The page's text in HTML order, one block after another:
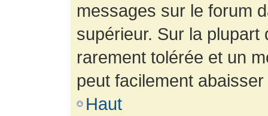
messages sur le forum
supérieur. Sur la
rarement tolérée et un
peut facilement
Haut